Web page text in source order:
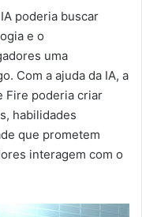
poderia buscar
e o
uma
Com a ajuda da IA, a
Fire poderia criar
habilidades
que prometem
interagem com o